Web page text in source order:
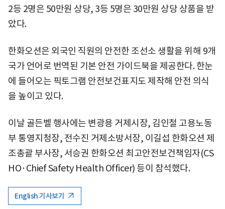
2등 2명은 50만원 상당, 3등 5명은 30만원 상당 상품을 받
았다.
한화오션은 외국인 직원의 안전한 조선소 생활을 위해 9개
국가 언어로 번역된 기본 안전 가이드북을 제공한다. 한눈
에 들어오는 픽토그램 안전보건표지도 제작해 안전 의식
을 높이고 있다.
이날 골든벨 행사에는 변광용 거제시장, 김인철 고용노동
부 통영지청장, 전수진 거제소방서장, 이길섭 한화오션 제
조총괄 부사장, 서승권 한화오션 최고안전보건책임자(CS
HO·Chief Safety Health Officer) 등이 참석했다.
English 기사보기